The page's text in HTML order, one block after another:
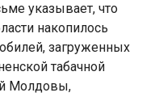
указывает, что
накопилось
загруженных
табачной
Молдовы,